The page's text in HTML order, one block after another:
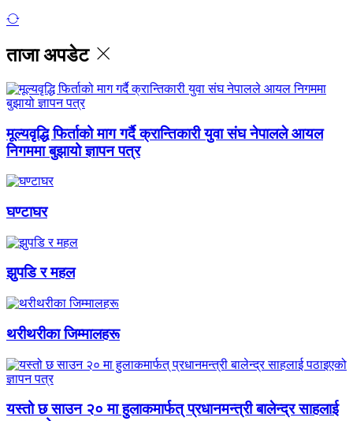
ताजा अपडेट
मूल्यवृद्धि फिर्ताको माग गर्दै क्रान्तिकारी युवा संघ नेपालले आयल
निगममा बुझायो ज्ञापन पत्र
घण्टाघर
झुपडि र महल
थरीथरीका जिम्मालहरू
यस्तो छ साउन २० मा हुलाकमार्फत् प्रधानमन्त्री बालेन्द्र साहलाई